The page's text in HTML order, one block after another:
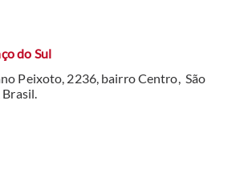
do Sul
Peixoto, 2236, bairro Centro, São
Brasil.